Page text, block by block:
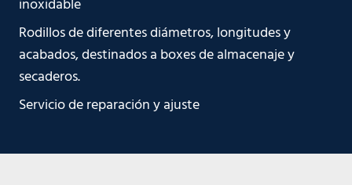
Rodillos de diferentes diámetros, longitudes y
acabados, destinados a boxes de almacenaje y
secaderos.
Servicio de reparación y ajuste